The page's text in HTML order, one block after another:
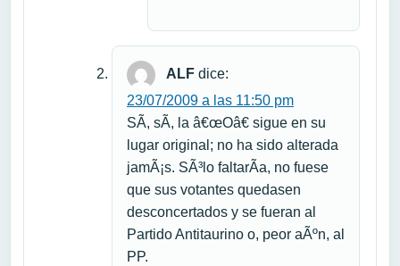
ALF dice:
23/07/2009 a las 11:50 pm
SÃ­, sÃ­, la â€œOâ€ sigue en su
lugar original; no ha sido alterada
jamÃ¡s. SÃ³lo faltarÃ­a, no fuese
que sus votantes quedasen
desconcertados y se fueran al
Partido Antitaurino o, peor aÃºn, al
PP.